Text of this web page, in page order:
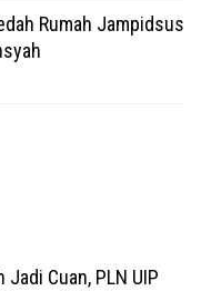
Rumah Jampidsus
Jadi Cuan, PLN UIP